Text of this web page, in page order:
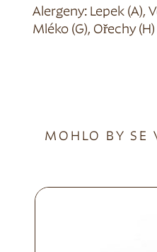
Alergeny: Lepek (A),
Mléko (G), Ořechy (H)
MOHLO BY SE